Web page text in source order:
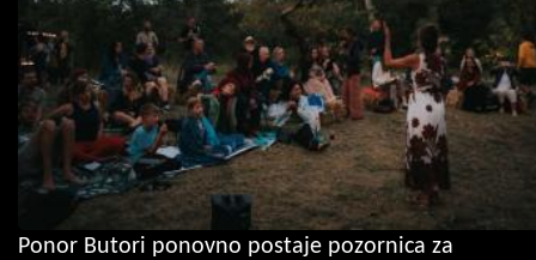
Ponor Butori ponovno postaje pozornica za